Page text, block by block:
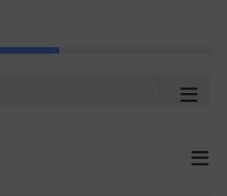
≡
≡